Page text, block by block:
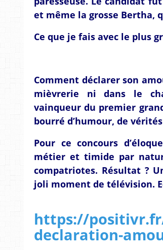
et même la grosse Bertha,
Ce que je fais avec le plus
Comment déclarer son
mièvrerie ni dans le
vainqueur du premier
bourré d’humour, de
Pour ce concours
métier et timide par
compatriotes. Résultat ?
joli moment de télévision.
https://
declaration-